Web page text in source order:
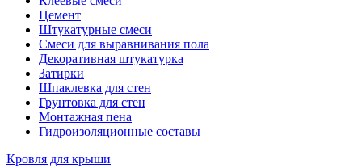
Цемент
Штукатурные смеси
Смеси для выравнивания пола
Декоративная штукатурка
Затирки
Шпаклевка для стен
Грунтовка для стен
Монтажная пена
Гидроизоляционные составы
Кровля для крыши